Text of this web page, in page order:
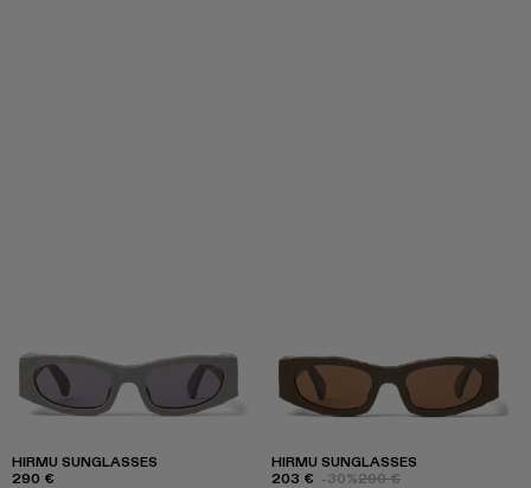
HIRMU SUNGLASSES
290 €
HIRMU SUNGLASSES
203 € -30%290 €